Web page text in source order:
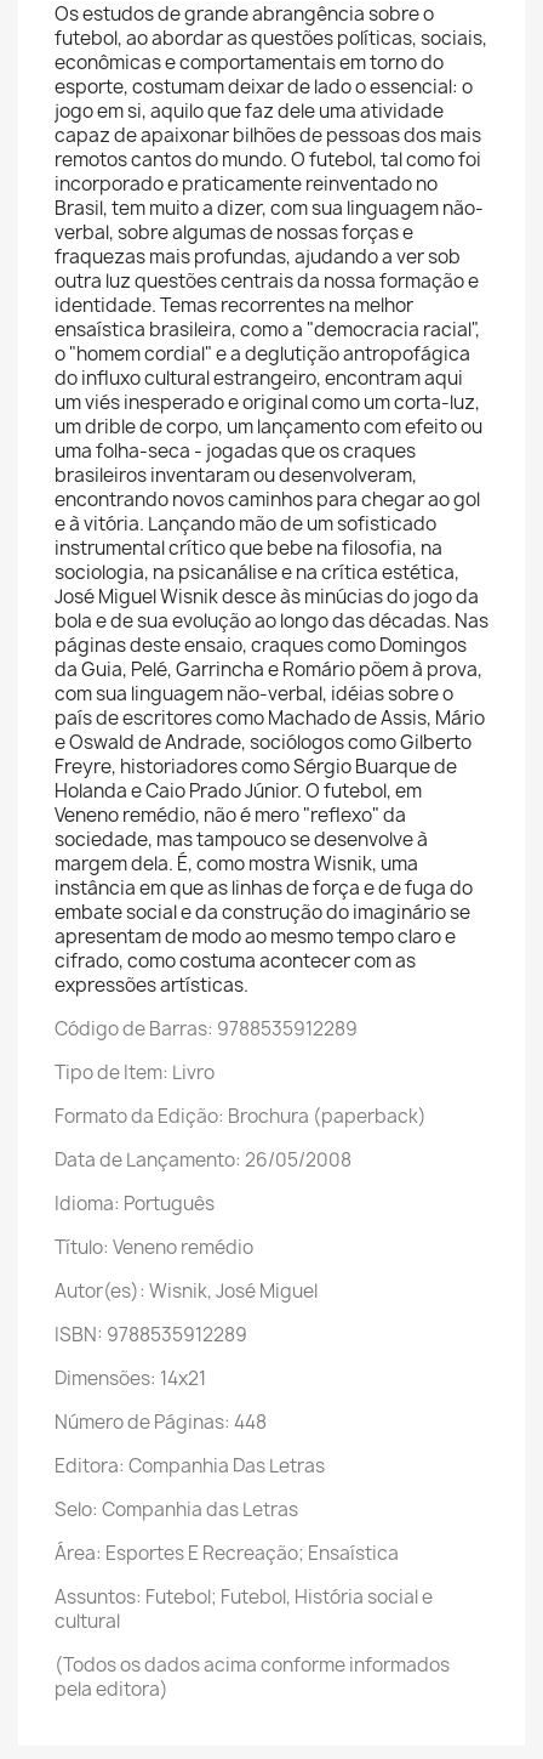
Os estudos de grande abrangência sobre o
futebol, ao abordar as questões políticas, sociais,
econômicas e comportamentais em torno do
esporte, costumam deixar de lado o essencial: o
jogo em si, aquilo que faz dele uma atividade
capaz de apaixonar bilhões de pessoas dos mais
remotos cantos do mundo. O futebol, tal como foi
incorporado e praticamente reinventado no
Brasil, tem muito a dizer, com sua linguagem não-
verbal, sobre algumas de nossas forças e
fraquezas mais profundas, ajudando a ver sob
outra luz questões centrais da nossa formação e
identidade. Temas recorrentes na melhor
ensaística brasileira, como a "democracia racial",
o "homem cordial" e a deglutição antropofágica
do influxo cultural estrangeiro, encontram aqui
um viés inesperado e original como um corta-luz,
um drible de corpo, um lançamento com efeito ou
uma folha-seca - jogadas que os craques
brasileiros inventaram ou desenvolveram,
encontrando novos caminhos para chegar ao gol
e à vitória. Lançando mão de um sofisticado
instrumental crítico que bebe na filosofia, na
sociologia, na psicanálise e na crítica estética,
José Miguel Wisnik desce às minúcias do jogo da
bola e de sua evolução ao longo das décadas. Nas
páginas deste ensaio, craques como Domingos
da Guia, Pelé, Garrincha e Romário põem à prova,
com sua linguagem não-verbal, idéias sobre o
país de escritores como Machado de Assis, Mário
e Oswald de Andrade, sociólogos como Gilberto
Freyre, historiadores como Sérgio Buarque de
Holanda e Caio Prado Júnior. O futebol, em
Veneno remédio, não é mero "reflexo" da
sociedade, mas tampouco se desenvolve à
margem dela. É, como mostra Wisnik, uma
instância em que as linhas de força e de fuga do
embate social e da construção do imaginário se
apresentam de modo ao mesmo tempo claro e
cifrado, como costuma acontecer com as
expressões artísticas.
Código de Barras: 9788535912289
Tipo de Item: Livro
Formato da Edição: Brochura (paperback)
Data de Lançamento: 26/05/2008
Idioma: Português
Título: Veneno remédio
Autor(es): Wisnik, José Miguel
ISBN: 9788535912289
Dimensões: 14x21
Número de Páginas: 448
Editora: Companhia Das Letras
Selo: Companhia das Letras
Área: Esportes E Recreação; Ensaística
Assuntos: Futebol; Futebol, História social e
cultural
(Todos os dados acima conforme informados
pela editora)